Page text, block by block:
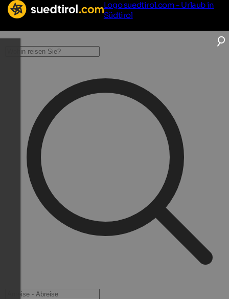
Logo suedtirol.com - Urlaub in
Südtirol